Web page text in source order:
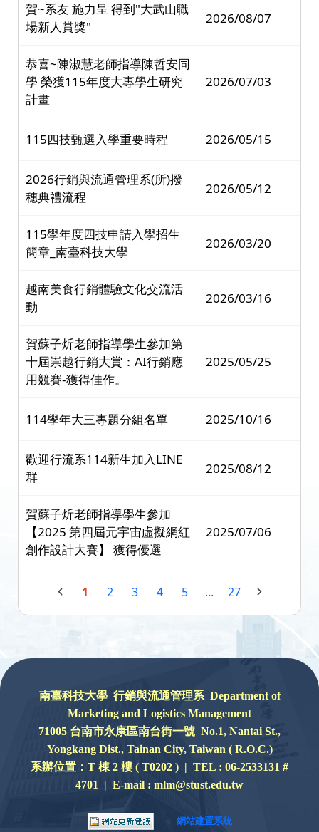
賀~系友 施力呈 得到"大武山職
場新人賞獎"
2026/08/07
恭喜~陳淑慧老師指導陳哲安同
學 榮獲115年度大專學生研究
計畫
2026/07/03
115四技甄選入學重要時程 2026/05/15
2026行銷與流通管理系(所)撥
穗典禮流程
2026/05/12
115學年度四技申請入學招生
簡章_南臺科技大學
2026/03/20
越南美食行銷體驗文化交流活
動
2026/03/16
賀蘇子炘老師指導學生參加第
十屆崇越行銷大賞：AI行銷應
用競賽-獲得佳作。
2025/05/25
114學年大三專題分組名單 2025/10/16
歡迎行流系114新生加入LINE
群
2025/08/12
賀蘇子炘老師指導學生參加
【2025 第四屆元宇宙虛擬網紅
創作設計大賽】 獲得優選
2025/07/06
1 2 3 4 5 ... 27
南臺科技大學 行銷與流通管理系 Department of
Marketing and Logistics Management
71005 台南市永康區南台街一號 No.1, Nantai St.,
Yongkang Dist., Tainan City, Taiwan ( R.O.C.)
系辦位置： T 棟 2 樓 ( T0202 ) | TEL : 06-2533131 #
4701 | E-mail : mlm@stust.edu.tw
網站建置系統